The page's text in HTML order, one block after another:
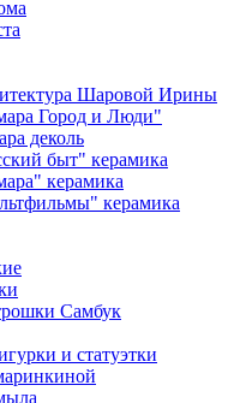
Шаровой Ирины
Город и Люди"
деколь
быт" керамика
керамика
керамика
Самбук
и статуэтки